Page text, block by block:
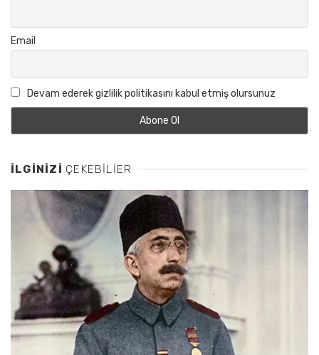
Email
Devam ederek gizlilik politikasını kabul etmiş olursunuz
İLGINIZI ÇEKEBILIER